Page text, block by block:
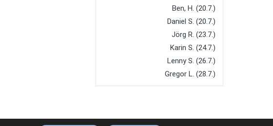
Ben, H. (20.7.)
Daniel S. (20.7.)
Jörg R. (23.7.)
Karin S. (24.7.)
Lenny S. (26.7.)
Gregor L. (28.7.)